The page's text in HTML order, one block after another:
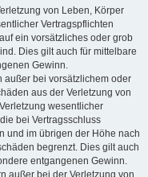
von Leben, Körper
Vertragspflichten
ein vorsätzliches oder grob
Dies gilt auch für mittelbare
Gewinn.
außer bei vorsätzlichem oder
aus der Verletzung von
wesentlicher
bei Vertragsschluss
und im übrigen der Höhe nach
begrenzt. Dies gilt auch
entgangenen Gewinn.
außer bei der Verletzung von